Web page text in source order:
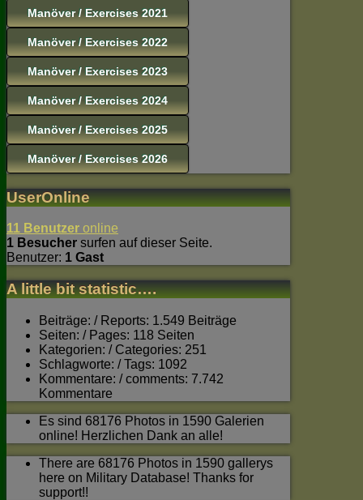
Manöver / Exercises 2021
Manöver / Exercises 2022
Manöver / Exercises 2023
Manöver / Exercises 2024
Manöver / Exercises 2025
Manöver / Exercises 2026
UserOnline
11 Benutzer online
1 Besucher surfen auf dieser Seite.
Benutzer: 1 Gast
A little bit statistic….
Beiträge: / Reports: 1.549 Beiträge
Seiten: / Pages: 118 Seiten
Kategorien: / Categories: 251
Schlagworte: / Tags: 1092
Kommentare: / comments: 7.742
Kommentare
Es sind 68176 Photos in 1590 Galerien
online! Herzlichen Dank an alle!
There are 68176 Photos in 1590 gallerys
here on Military Database! Thanks for
support!!